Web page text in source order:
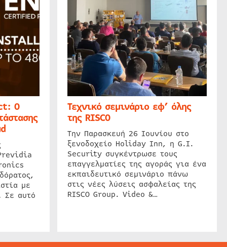
Ο
με
Σε αυτό
Τεχνικό σεμινάριο εφ’ όλης
της RISCO
Την Παρασκευή 26 Ιουνίου στο
ξενοδοχείο Holiday Inn, η G.I.
Security συγκέντρωσε τους
επαγγελματίες της αγοράς για ένα
εκπαιδευτικό σεμινάριο πάνω
στις νέες λύσεις ασφαλείας της
RISCO Group. Video &…